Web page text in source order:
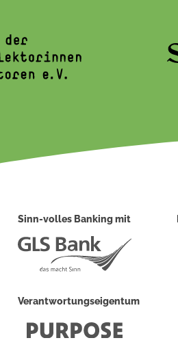
Deutsche
Sinn-volles Banking mit
Verantwortungseigentum